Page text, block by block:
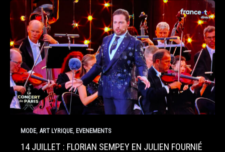
MODE, ART LYRIQUE, EVENEMENTS
14 JUILLET : FLORIAN SEMPEY EN JULIEN FOURNIÉ